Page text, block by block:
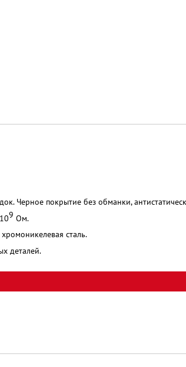
Черное покрытие без обманки,
9 Ом.
сталь.
деталей.